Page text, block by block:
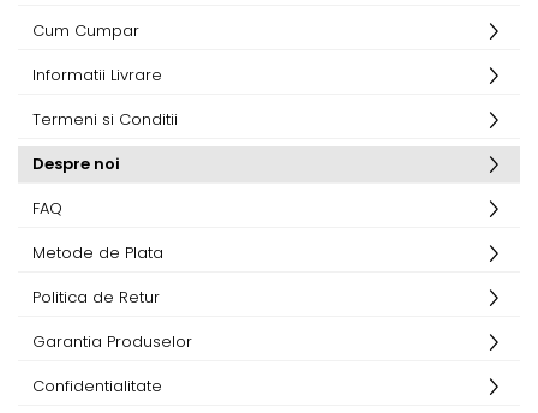
Cum Cumpar
Informatii Livrare
Termeni si Conditii
Despre noi
FAQ
Metode de Plata
Politica de Retur
Garantia Produselor
Confidentialitate